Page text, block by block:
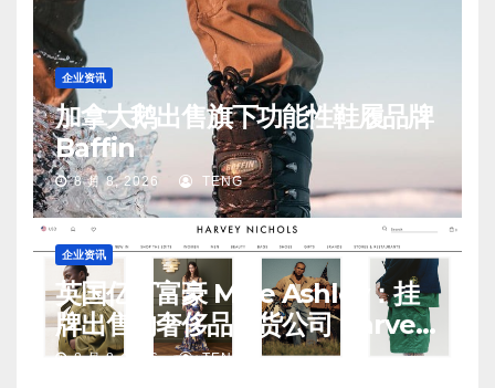
企业资讯
加拿大鹅出售旗下功能性鞋履品牌
Baffin
8 月 8, 2026 TENG
企业资讯
英国亿万富豪 Mike Ashley：挂
牌出售的奢侈品百货公司 Harvey
Nichols 正陷入“死亡螺旋”
8 月 8, 2026 TENG